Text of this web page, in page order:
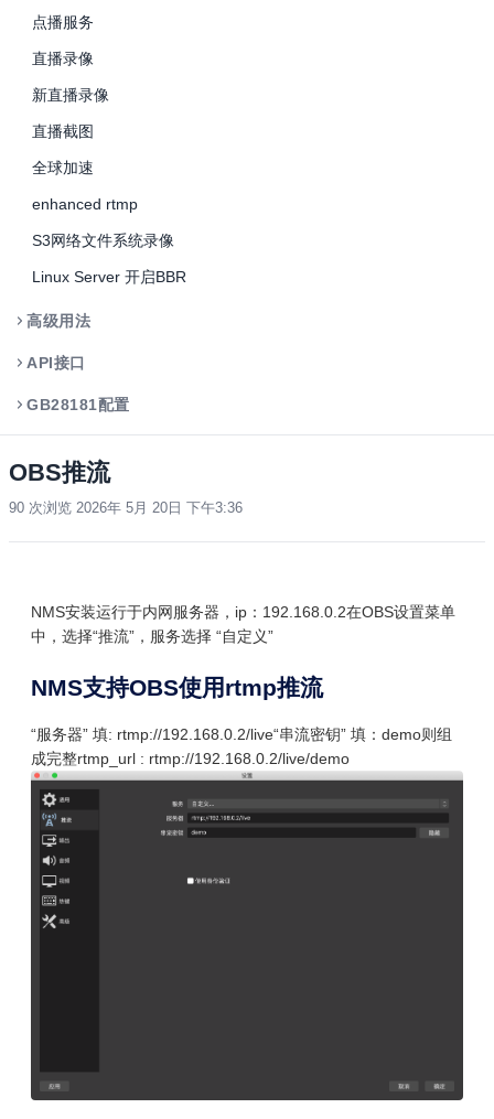
点播服务
直播录像
新直播录像
直播截图
全球加速
enhanced rtmp
S3网络文件系统录像
Linux Server 开启BBR
高级用法
API接口
GB28181配置
OBS推流
90 次浏览 2026年 5月 20日 下午3:36
NMS安装运行于内网服务器，ip：192.168.0.2在OBS设置菜单
中，选择“推流”，服务选择 “自定义”
NMS支持OBS使用rtmp推流
“服务器” 填: rtmp://192.168.0.2/live“串流密钥” 填：demo则组
成完整rtmp_url : rtmp://192.168.0.2/live/demo